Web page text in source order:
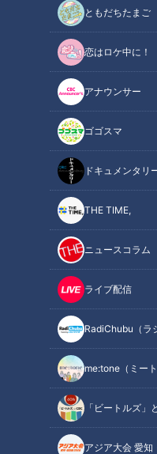
ともだちたまご
恋はロケ中に！
アナウンサー
ゴゴスマ
ドキュメンタリ
THE TIME,
ニュースコラム
ライブ配信
RadiChubu（ラ
me:tone（ミート
「ビートルズ」
アジア大会 愛知
景や絶品グルメを食べまく
『歩道・車道バラエテ
火曜23:56～
★見逃し配信【TVer】
★見逃し配信【Locipo】
c481-4078-813a-
★三田悠貴 公式X https://
★呂布カルマ 公式X
この記
この記事を見たあなた
【四国一周】軽トラ女子三田
松山から下道で一周！グルメ
絶景ドライブ⑱